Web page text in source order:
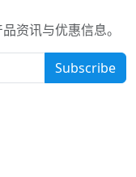
资讯与优惠信息。
Subscribe